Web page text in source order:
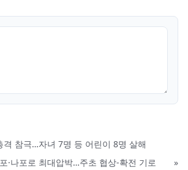
격 참극…자녀 7명 등 어린이 8명 살해
·나포로 최대압박…주초 협상-확전 기로
»